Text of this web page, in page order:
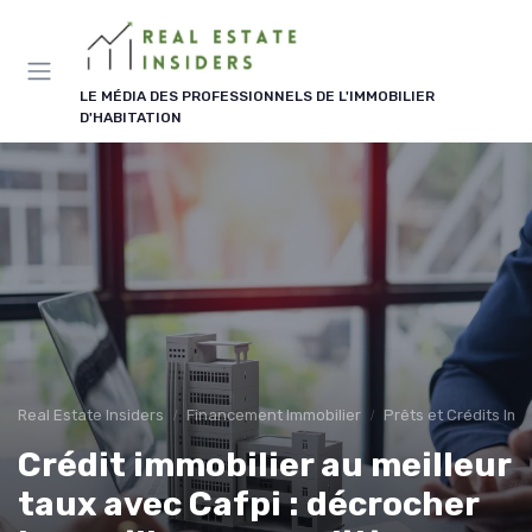
LE MÉDIA DES PROFESSIONNELS DE L'IMMOBILIER
D'HABITATION
Real Estate Insiders Financement Immobilier Prêts et Crédits
Crédit immobilier au meilleur
taux avec Cafpi : décrocher